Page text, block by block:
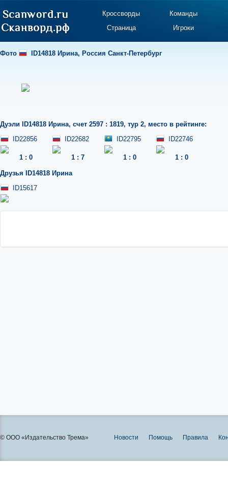
Кроссворды
Команды
Страница
Игроки
Фото ID14818 Ирина, Россия Санкт-Петербург
Дуэли ID14818 Ирина, счет 2597 : 1819, тур 2, место в рейтинге:
ID22856
1 : 0
ID22682
1 : 7
ID22795
1 : 0
ID22746
1 : 0
Друзья
ID14818 Ирина
ID15617
© ООО «Издательство Трема» Новости Помощь Правила